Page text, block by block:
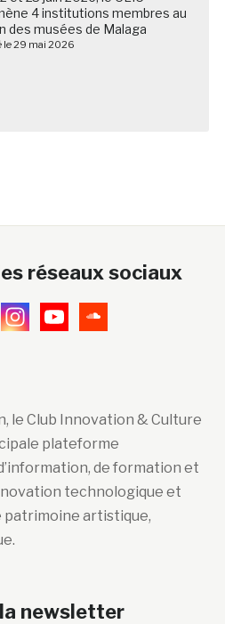
4 institutions membres au
des musées de Malaga
le 29 mai 2026
réseaux sociaux
le Club Innovation & Culture
plateforme
de formation et
technologique et
patrimoine artistique,
newsletter